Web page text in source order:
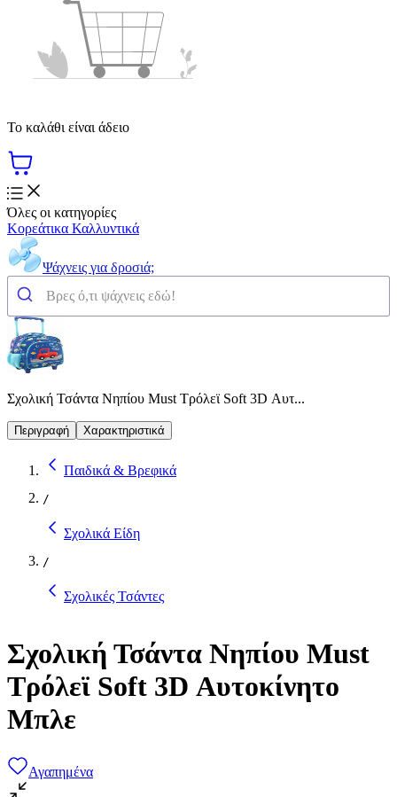
Το καλάθι είναι άδειο
Όλες οι κατηγορίες
Κορεάτικα Καλλυντικά
Ψάχνεις για δροσιά;
Σχολική Τσάντα Νηπίου Must Τρόλεϊ Soft 3D Αυτ...
Περιγραφή Χαρακτηριστικά
Παιδικά & Βρεφικά
/
Σχολικά Είδη
/
Σχολικές Τσάντες
Σχολική Τσάντα Νηπίου Must
Τρόλεϊ Soft 3D Αυτοκίνητο
Μπλε
Αγαπημένα